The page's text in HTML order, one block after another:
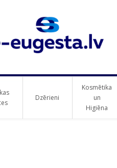
Dzērieni
Kosmētika
un
Higiēna